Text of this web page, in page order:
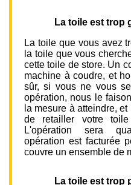
La toile est trop
La toile que vous avez
la toile que vous
cette toile de store. Un
machine à coudre, et
sûr, si vous ne vous
opération, nous le
la mesure à atteindre,
de retailler votre
L'opération sera
opération est facturée
couvre un ensemble de
La toile est trop